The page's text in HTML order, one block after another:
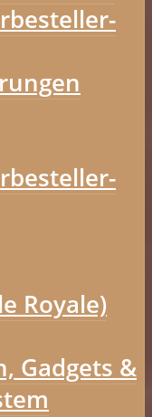
Royale)
Gadgets &